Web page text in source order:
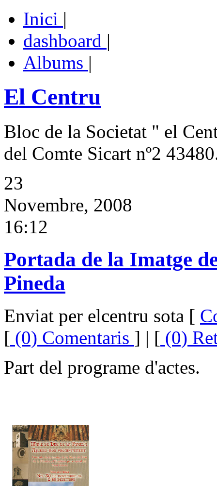
Inici |
dashboard |
Albums |
El Centru
Bloc de la Societat " el
del Comte Sicart nº2
23
Novembre, 2008
16:12
Portada de la Imatge
Pineda
Enviat per elcentru sota [
[ (0) Comentaris ] | [ (0)
Part del programe d'actes.